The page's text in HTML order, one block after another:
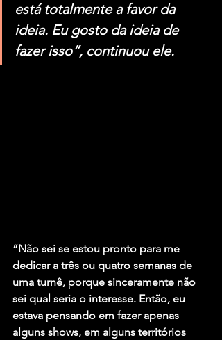
está totalmente a favor da
ideia. Eu gosto da ideia de
fazer isso”, continuou ele.
“Não sei se estou pronto para me
dedicar a três ou quatro semanas de
uma turnê, porque sinceramente não
sei qual seria o interesse. Então, eu
estava pensando em fazer apenas
alguns shows, em alguns territórios